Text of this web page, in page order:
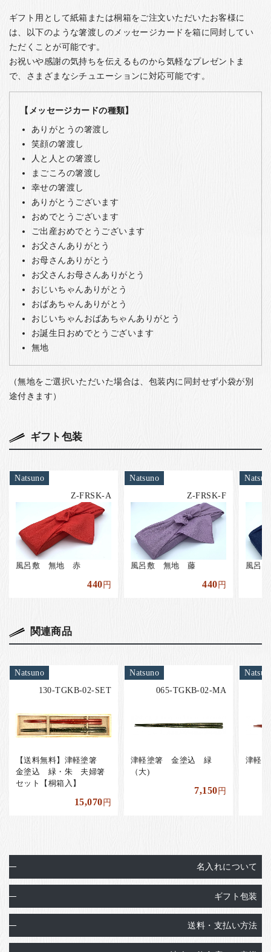
ギフト用として紙箱または桐箱をご注文いただいたお客様に
は、以下のような箸渡しのメッセージカードを箱に同封してい
ただくことが可能です。
お祝いや感謝の気持ちを伝えるものから気軽なプレゼントま
で、さまざまなシチュエーションに対応可能です。
【メッセージカードの種類】
ありがとうの箸渡し
笑顔の箸渡し
人と人との箸渡し
まごころの箸渡し
幸せの箸渡し
ありがとうございます
おめでとうございます
ご出産おめでとうございます
お父さんありがとう
お母さんありがとう
お父さんお母さんありがとう
おじいちゃんありがとう
おばあちゃんありがとう
おじいちゃんおばあちゃんありがとう
お誕生日おめでとうございます
無地
（無地をご選択いただいた場合は、包装内に同封せず小袋が別
途付きます）
ギフト包装
Natsuno
Z-FRSK-A
風呂敷 無地 赤
440円
Natsuno
Z-FRSK-F
風呂敷 無地 藤
440円
風呂
関連商品
Natsuno
130-TGKB-02-SET
【送料無料】津軽塗箸
金塗込 緑・朱 夫婦箸
セット【桐箱入】
15,070円
Natsuno
065-TGKB-02-MA
津軽塗箸 金塗込 緑
（大)
7,150円
津軽
名入れについて
ギフト包装
送料・支払い方法